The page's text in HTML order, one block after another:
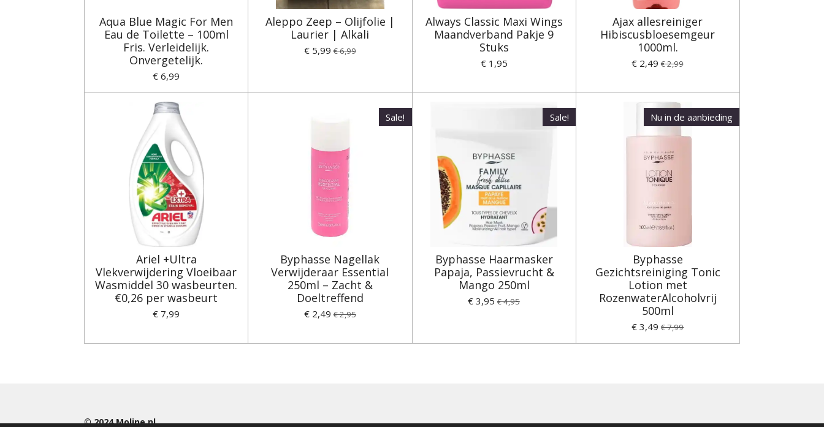
Aqua Blue Magic For Men
Eau de Toilette – 100ml
Fris. Verleidelijk.
Onvergetelijk.
€ 6,99
Aleppo Zeep – Olijfolie |
Laurier | Alkali
€ 5,99 € 6,99
Always Classic Maxi Wings
Maandverband Pakje 9
Stuks
€ 1,95
Ajax allesreiniger
Hibiscusbloesemgeur
1000ml.
€ 2,49 € 2,99
Ariel +Ultra
Vlekverwijdering Vloeibaar
Wasmiddel 30 wasbeurten.
€0,26 per wasbeurt
€ 7,99
Sale!
Byphasse Nagellak
Verwijderaar Essential
250ml – Zacht &
Doeltreffend
€ 2,49 € 2,95
Sale!
Byphasse Haarmasker
Papaja, Passievrucht &
Mango 250ml
€ 3,95 € 4,95
Nu in de aanbieding
Byphasse
Gezichtsreiniging Tonic
Lotion met
RozenwaterAlcoholvrij
500ml
€ 3,49 € 7,99
© 2024Moline.nl